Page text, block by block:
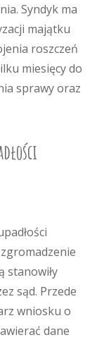
Syndyk ma
majątku
roszczeń
miesięcy do
sprawy oraz
stanowiły
sąd. Przede
wniosku o
dane